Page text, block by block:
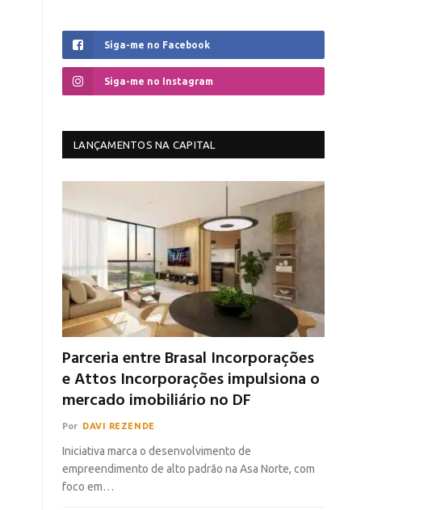
Siga-me no Facebook
Siga-me no Instagram
LANÇAMENTOS NA CAPITAL
Parceria entre Brasal Incorporações
e Attos Incorporações impulsiona o
mercado imobiliário no DF
Por DAVI REZENDE
Iniciativa marca o desenvolvimento de
empreendimento de alto padrão na Asa Norte, com
foco em…